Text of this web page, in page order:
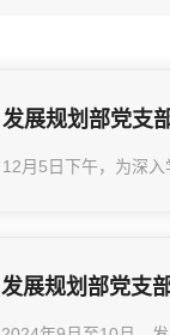
发展规划部党支
12月5日下午，为深
发展规划部党支